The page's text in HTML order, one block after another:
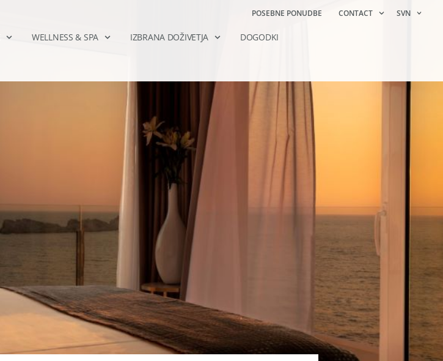
POSEBNE PONUDBE CONTACT SVN
WELLNESS & SPA IZBRANA DOŽIVETJA DOGODKI